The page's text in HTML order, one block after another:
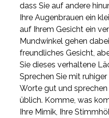
dass Sie auf andere
Ihre Augenbrauen ein
auf Ihrem Gesicht ein
Mundwinkel gehen
freundliches Gesicht,
Sie dieses verhaltene
Sprechen Sie mit
Worte gut und
üblich. Komme, was
Ihre Mimik, Ihre